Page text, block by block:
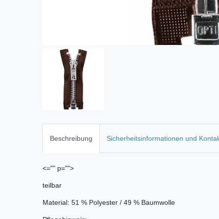
Beschreibung Sicherheitsinformationen und
<="" p="">
teilbar
Material: 51 % Polyester / 49 % Baumwolle